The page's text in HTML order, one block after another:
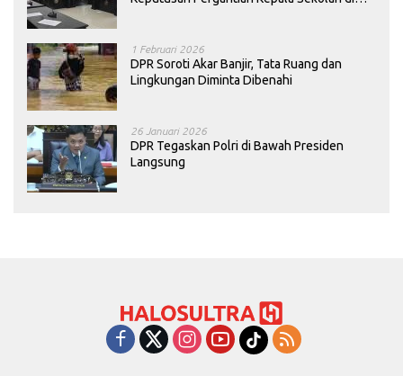
1 Februari 2026
DPR Soroti Akar Banjir, Tata Ruang dan
Lingkungan Diminta Dibenahi
26 Januari 2026
DPR Tegaskan Polri di Bawah Presiden
Langsung